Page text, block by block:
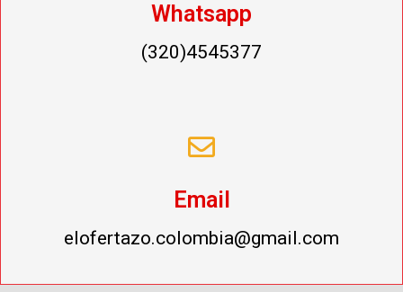
Whatsapp
(320)4545377
Email
elofertazo.colombia@gmail.com